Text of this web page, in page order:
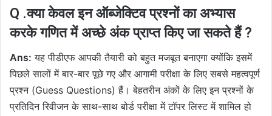
Q .क्या केवल इन ऑब्जेक्टिव प्रश्नों का अभ्यास
करके गणित में अच्छे अंक प्राप्त किए जा सकते हैं ?
Ans: यह पीडीएफ आपकी तैयारी को बहुत मजबूत बनाएगा क्योंकि इसमें
पिछले सालों में बार-बार पूछे गए और आगामी परीक्षा के लिए सबसे महत्वपूर्ण
प्रश्न (Guess Questions) हैं। बेहतरीन अंकों के लिए इन प्रश्नों के
प्रतिदिन रिवीजन के साथ-साथ बोर्ड परीक्षा में टॉपर लिस्ट में शामिल हो